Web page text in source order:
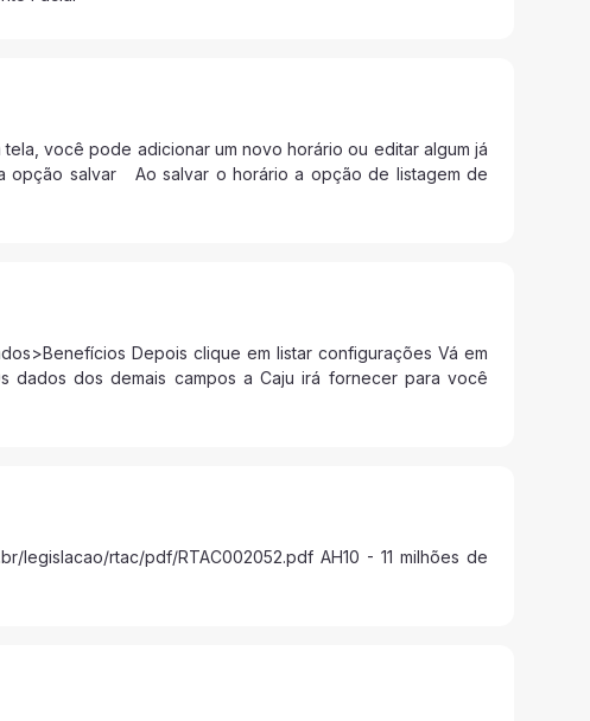
você pode adicionar um novo horário ou editar algum já
opção salvar Ao salvar o horário a opção de listagem de
Depois clique em listar configurações Vá em
dados dos demais campos a Caju irá fornecer para você
legislacao/rtac/pdf/RTAC002052.pdf AH10 - 11 milhões de